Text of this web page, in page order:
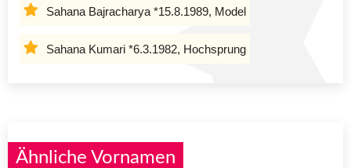
Sahana Bajracharya *15.8.1989, Model
Sahana Kumari *6.3.1982, Hochsprung
Ähnliche Vornamen